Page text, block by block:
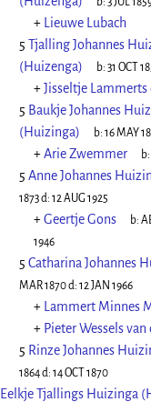
+ Lieuwe Lubach
5 Tjalling Johannes
(Huizenga)
b:31 OCT
+Jisseltje Lammerts
5 Baukje Johannes
(Huizinga)
b:16 MAY
+Arie Zwemmer
5 Anne Johannes
1873d: 12 AUG 1925
+Geertje Gons b:
1946
5 Catharina Johannes
MAR 1870d: 12 JAN 1966
+ Lammert Minnes
+ Pieter Wessels van
5 Rinze Johannes
1864d: 14 OCT 1870
Eelkje Tjallings Huizinga